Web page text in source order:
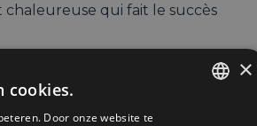
chaleureuse qui fait le succès
×
cookies.
Door onze website te